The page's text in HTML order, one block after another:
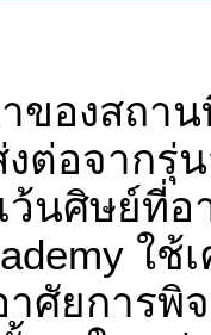
ของสถา
ต่อจากรุ่
นศิษย์ที่
ใ
าศัยการ